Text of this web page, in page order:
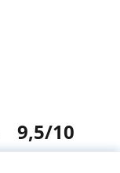
9,5/10